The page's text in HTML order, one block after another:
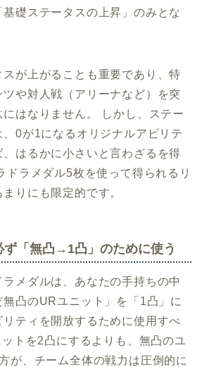
礎ステータスの上昇」のみとな
スが上がることも重要であり、特
や対人戦（アリーナなど）を突
はなりません。 しかし、ステー
0が1になるオリジナルアビリテ
、はるかに小さいと言わざるを得
ドラメダル5枚を使って得られるリ
りにも限定的です。
ず「無凸→1凸」のために使う
メダルは、あなたの手持ちの中
凸のURユニット」を「1凸」に
リティを開放するために使用すべ
トを2凸にするよりも、無凸のユ
が、チーム全体の戦力は圧倒的に